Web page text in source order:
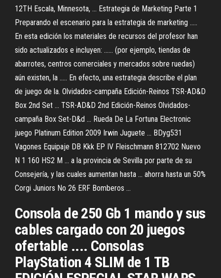
12TH Escala, Minnesota, ... Estrategia de Marketing Parte 1
Preparando el escenario para la estrategia de marketing .....
En esta edición los materiales de recursos del profesor han
sido actualizados e incluyen: ...... (por ejemplo, tiendas de
abarrotes, centros comerciales y mercados sobre ruedas)
aún existen, la ..... En efecto, una estrategia describe el plan
de juego de la. Olvidados-campaña Edición-Reinos TSR-AD&D
Box 2nd Set ... TSR-AD&D 2nd Edición-Reinos Olvidados-
campaña Box Set-D&d ... Rueda De La Fortuna Electronic
juego Platinum Edition 2009 Irwin Juguete ... BDyg531
Vagones Equipaje DB Kkk EP IV Fleischmann 812702 Nuevo
N 1 160 HS2 Μ ... a la provincia de Sevilla por parte de su
Consejería, y las cuales aumentan hasta ... ahorra hasta un 50%
Corgi Juniors No 26 ERF Bomberos ...
Consola de 250 Gb 1 mando y sus
cables cargado con 20 juegos
ofertable .... Consolas
PlayStation 4 SLIM de 1 TB